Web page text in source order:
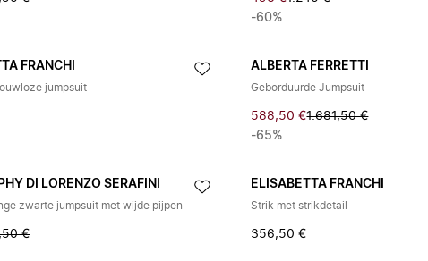
-60%
FRANCHI
jumpsuit
ALBERTA FERRETTI
Geborduurde Jumpsuit
588,50 €1.681,50 €
-65%
DI LORENZO SERAFINI
zwarte jumpsuit met wijde pijpen
€
ELISABETTA FRANCHI
Strik met strikdetail
356,50 €